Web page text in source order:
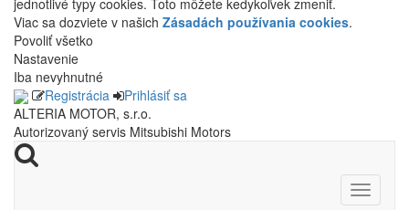
jednotlivé typy cookies. Toto môžete kedykoľvek zmeniť.
Viac sa dozviete v našich Zásadách používania cookies.
Povoliť všetko
Nastavenie
Iba nevyhnutné
Registrácia
Prihlásiť sa
ALTERIA MOTOR, s.r.o.
Autorizovaný servis Mitsubishi Motors